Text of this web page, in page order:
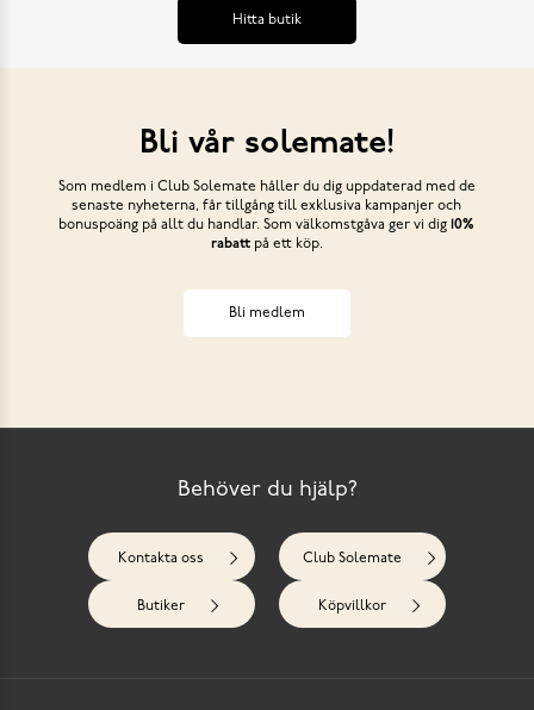
Hitta butik
Bli vår solemate!
Som medlem i Club Solemate håller du dig uppdaterad med de
senaste nyheterna, får tillgång till exklusiva kampanjer och
bonuspoäng på allt du handlar. Som välkomstgåva ger vi dig10%
rabattpå ett köp.
Bli medlem
Behöver du hjälp?
Kontakta oss Club Solemate
Butiker Köpvillkor